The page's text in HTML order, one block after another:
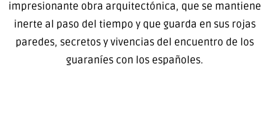
impresionante obra arquitectónica, que se mantiene
inerte al paso del tiempo y que guarda en sus rojas
paredes, secretos y vivencias del encuentro de los
guaraníes con los españoles.